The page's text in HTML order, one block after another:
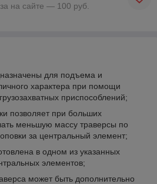
на сайте — 100 руб.
для подъема и
характера при помощи
приспособлений;
позволяет при больших
меньшую массу траверсы по
за центральный элемент;
в одном из указанных
элементов;
может быть дополнительно